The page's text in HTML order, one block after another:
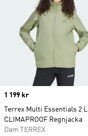
Price
1 199 kr
Terrex Multi Essentials 2
CLIMAPROOF Regnjacka
Dam TERREX